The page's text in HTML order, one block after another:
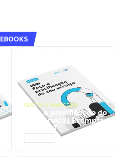
EBOOKS
GESTÃO FINANCEIRA
Faça a precificação do
seu serviço | Prompts
ChatGPT